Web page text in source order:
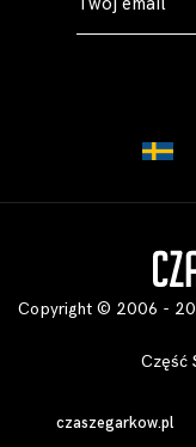
Copyright © 2006 -
Część
czaszegarkow.pl